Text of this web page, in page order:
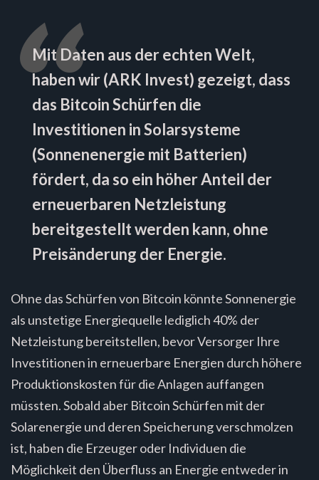
Mit Daten aus der echten Welt,
haben wir (ARK Invest) gezeigt, dass
das Bitcoin Schürfen die
Investitionen in Solarsysteme
(Sonnenenergie mit Batterien)
fördert, da so ein höher Anteil der
erneuerbaren Netzleistung
bereitgestellt werden kann, ohne
Preisänderung der Energie.
Ohne das Schürfen von Bitcoin könnte Sonnenergie
als unstetige Energiequelle lediglich 40% der
Netzleistung bereitstellen, bevor Versorger Ihre
Investitionen in erneuerbare Energien durch höhere
Produktionskosten für die Anlagen auffangen
müssten. Sobald aber Bitcoin Schürfen mit der
Solarenergie und deren Speicherung verschmolzen
ist, haben die Erzeuger oder Individuen die
Möglichkeit den Überfluss an Energie entweder in